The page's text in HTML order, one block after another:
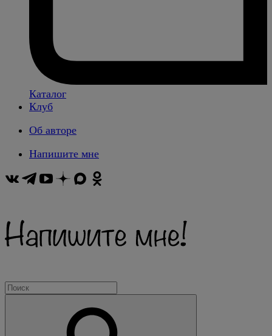
Каталог
Клуб
Об авторе
Напишите мне